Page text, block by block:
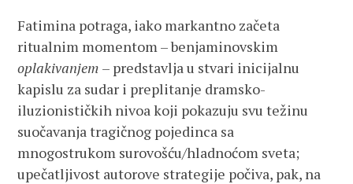
Fatimina potraga, iako markantno začeta
ritualnim momentom – benjaminovskim
oplakivanjem – predstavlja u stvari inicijalnu
kapislu za sudar i preplitanje dramsko-
iluzionističkih nivoa koji pokazuju svu težinu
suočavanja tragičnog pojedinca sa
mnogostrukom surovošću/hladnoćom sveta;
upečatljivost autorove strategije počiva, pak, na